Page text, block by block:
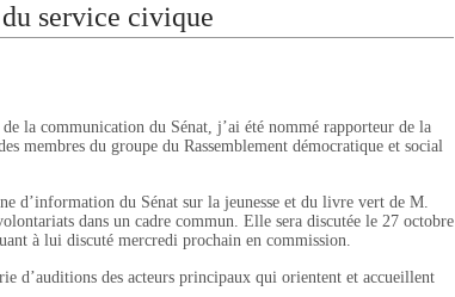
service civique
la communication du Sénat, j’ai été nommé rapporteur de la
membres du groupe du Rassemblement démocratique et social
d’information du Sénat sur la jeunesse et du livre vert de M.
dans un cadre commun. Elle sera discutée le 27 octobre
à lui discuté mercredi prochain en commission.
d’auditions des acteurs principaux qui orientent et accueillent